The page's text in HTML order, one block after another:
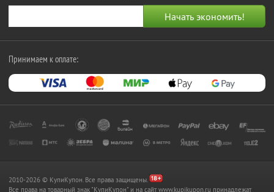
Принимаем к оплате:
2010-2026 © КупиКупон. Все права защищены.
Все права на товарный знак "КупиКупон" и на сайт www.kupikupon.ru принадлежат